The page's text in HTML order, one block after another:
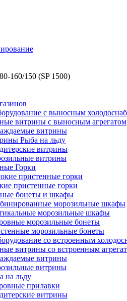
160/150 (SP 1500)
с выносным
витрины с выносным агрегатом
витрины
Рыба на льду
витрины
витрины
Горки
пристенные горки
пристенные горки
бонеты и шкафы
морозильные шкафы
морозильные шкафы
морозильные бонеты
морозильные бонеты
со встроенным
витрины со встроенным
витрины
витрины
на льду
прилавки
витрины